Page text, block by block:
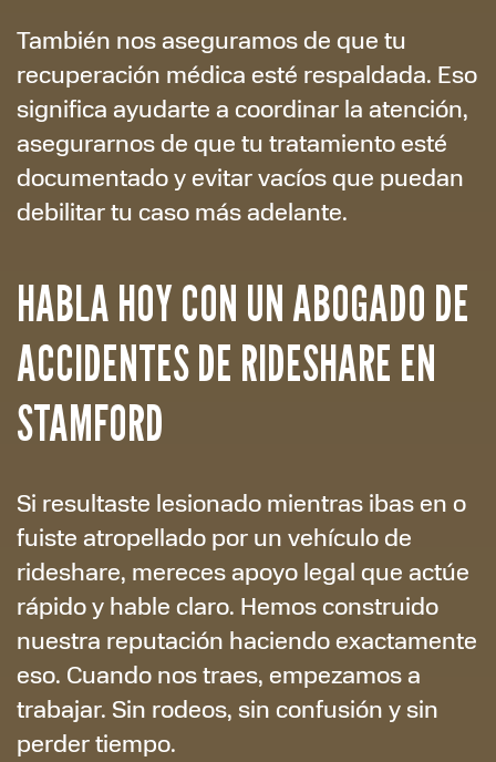
También nos aseguramos de que tu
recuperación médica esté respaldada. Eso
significa ayudarte a coordinar la atención,
asegurarnos de que tu tratamiento esté
documentado y evitar vacíos que puedan
debilitar tu caso más adelante.
HABLA HOY CON UN ABOGADO DE
ACCIDENTES DE RIDESHARE EN
STAMFORD
Si resultaste lesionado mientras ibas en o
fuiste atropellado por un vehículo de
rideshare, mereces apoyo legal que actúe
rápido y hable claro. Hemos construido
nuestra reputación haciendo exactamente
eso. Cuando nos traes, empezamos a
trabajar. Sin rodeos, sin confusión y sin
perder tiempo.